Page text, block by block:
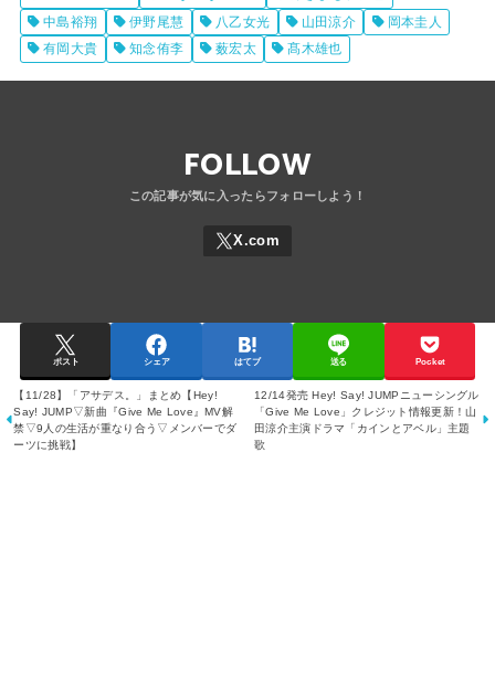
中島裕翔
伊野尾慧 八乙女光 山田涼介
岡本圭人
有岡大貴
知念侑李 薮宏太 髙木雄也
FOLLOW
ポスト シェア はてブ 送る Pocket
【11/28】「アサデス。」まとめ【Hey!
Say! JUMP▽新曲『Give Me Love』MV解
禁▽9人の生活が重なり合う▽メンバーでダ
ーツに挑戦】
12/14発売 Hey! Say! JUMPニューシングル
「Give Me Love」クレジット情報更新！山
田涼介主演ドラマ「カインとアベル」主題
歌